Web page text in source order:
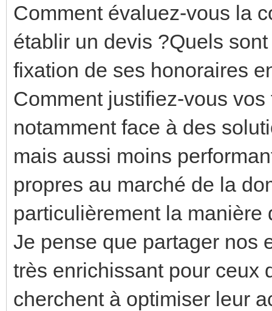
Comment évaluez-vous la
établir un devis ?Quels
fixation de ses honoraires
Comment justifiez-vous
notamment face à des
mais aussi moins
propres au marché de la
particulièrement la manière
Je pense que partager nos
très enrichissant pour ceux
cherchent à optimiser leur